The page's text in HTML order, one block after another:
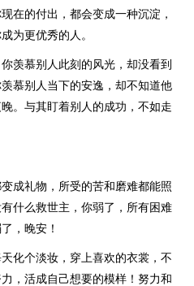
在的付出，都会变成一种沉淀，
为更优秀的人。
羡慕别人此刻的风光，却没看到
慕别人当下的安逸，却不知道他
。与其盯着别人的成功，不如走
成礼物，所受的苦和磨难都能照
什么救世主，你弱了，所有困难
，晚安！
化个淡妆，穿上喜欢的衣裳，不
，活成自己想要的模样！努力和